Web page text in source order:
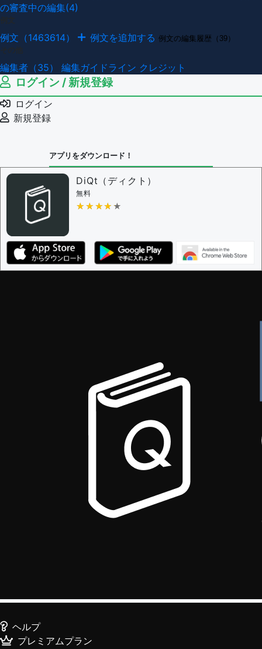
の審査中の編集(4)
例文（1463614） 例文を追加する 例文の編集履歴（39）
編集者（35） 編集ガイドライン クレジット
ログイン / 新規登録
ログイン
新規登録
アプリをダウンロード！
DiQt（ディクト）
無料
★★★★★
★★★★★
ヘルプ
プレミアムプラン